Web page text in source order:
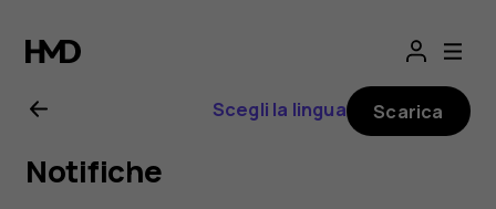
Manuale
d’uso
del
Scegli la lingua Scarica
Notifiche